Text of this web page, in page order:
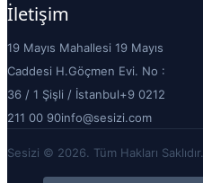
İletişim
19 Mayıs Mahallesi 19 Mayıs
Caddesi H.Göçmen Evi. No :
36 / 1 Şişli / İstanbul+9 0212
211 00 90info@sesizi.com
Sesizi © 2026. Tüm Hakları Saklıdır.